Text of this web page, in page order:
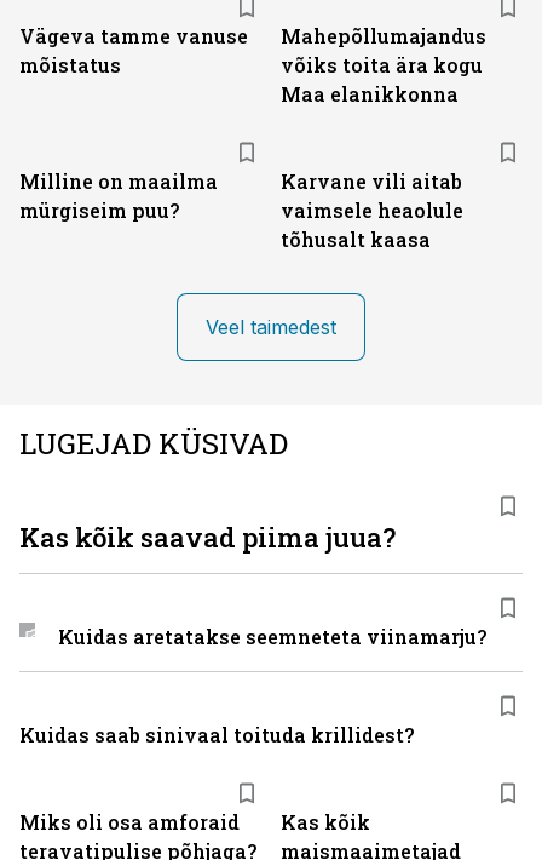
Vägeva tamme vanuse
mõistatus
Mahepõllumajandus
võiks toita ära kogu
Maa elanikkonna
Milline on maailma
mürgiseim puu?
Karvane vili aitab
vaimsele heaolule
tõhusalt kaasa
Veel taimedest
LUGEJAD KÜSIVAD
Miks oli osa amforaid
teravatipulise põhjaga?
Kas kõik
maismaaimetajad
Kas kõik saavad piima juua?
Kuidas aretatakse seemneteta viinamarju?
Kuidas saab sinivaal toituda krillidest?